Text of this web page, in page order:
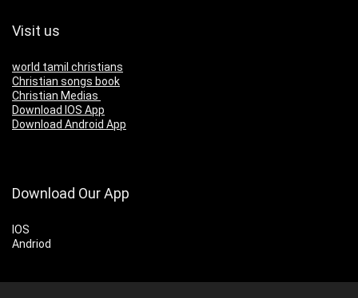
Visit us
world tamil christians
Christian songs book
Christian Medias
Download IOS App
Download Android App
Download Our App
IOS
Andriod